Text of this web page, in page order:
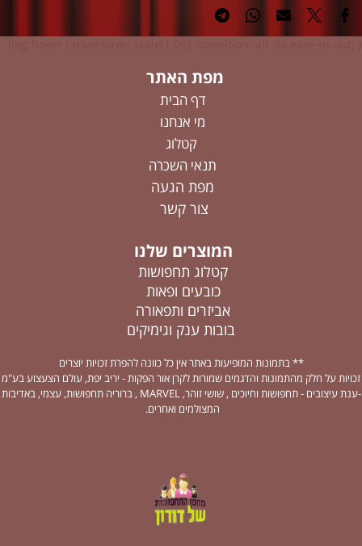
מפת האתר
דף הבית
מי אנחנו
קטלוג
תנאי השכרה
מפת הגעה
צור קשר
המוצרים שלנו
קטלוג תחפושות
כובעים ופאות
אביזרים ותפאורה
בובות ענק וגימיקים
** בתמונות המופיעות באתר אין כל כוונה להפרת זכויות יוצרים
זכויות על חלק מהתמונות והדגמים שמורות לקרן אור הפקות - יריב יפת, עולם הצעצוע בע"מ
-ענת עיצובים - תחפושות וחיוכים , שושי זוהר, MARVEL , ברוריה תחפושות, עצמי, באדיבות
המצולמים ואחרים.